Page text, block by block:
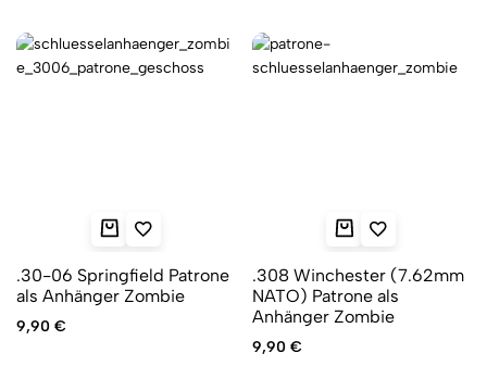
.30-06 Springfield Patrone
als Anhänger Zombie
9,90 €
.308 Winchester (7.62mm
NATO) Patrone als
Anhänger Zombie
9,90 €